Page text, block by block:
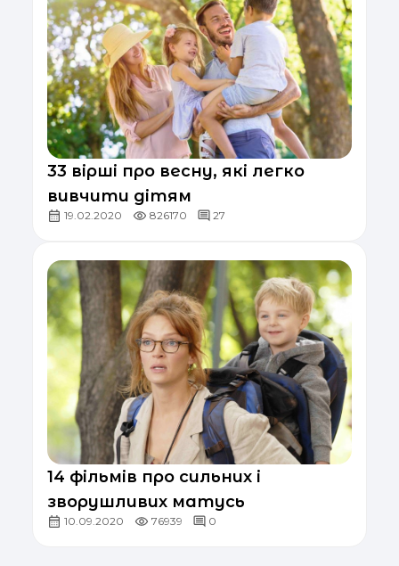
33 вірші про весну, які легко
вивчити дітям
19.02.2020 826170 27
14 фільмів про сильних і
зворушливих матусь
10.09.2020 76939 0